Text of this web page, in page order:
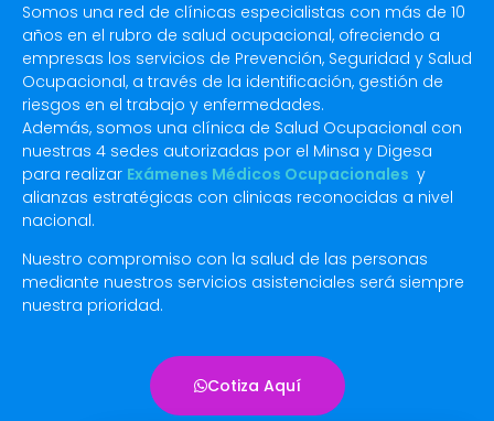
Somos una red de clínicas especialistas con más de 10
años en el rubro de salud ocupacional, ofreciendo a
empresas los servicios de Prevención, Seguridad y Salud
Ocupacional, a través de la identificación, gestión de
riesgos en el trabajo y enfermedades.
Además, somos una clínica de Salud Ocupacional con
nuestras 4 sedes autorizadas por el Minsa y Digesa
para realizar Exámenes Médicos Ocupacionales y
alianzas estratégicas con clinicas reconocidas a nivel
nacional.
Nuestro compromiso con la salud de las personas
mediante nuestros servicios asistenciales será siempre
nuestra prioridad.
Cotiza Aquí